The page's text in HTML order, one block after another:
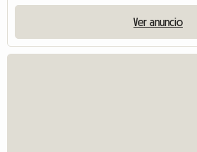
Ver anuncio